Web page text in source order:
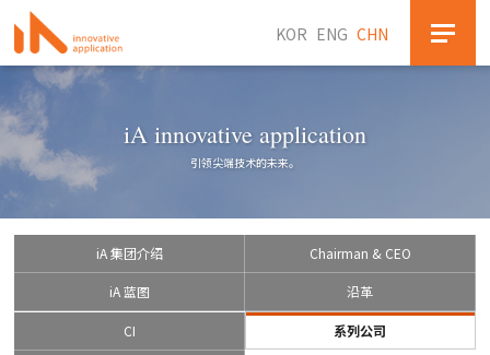
KOR ENG CHN
iA innovative application
引领尖端技术的未来。
iA 集团介绍 Chairman & CEO
iA 蓝图 沿革
CI 系列公司